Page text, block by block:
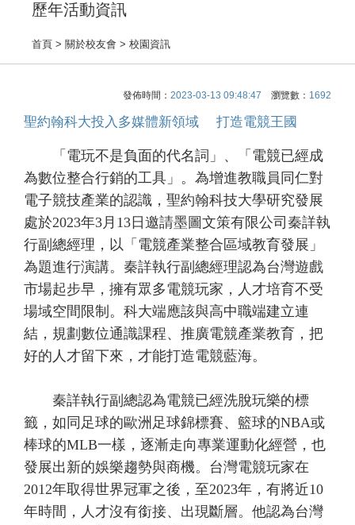
歷年活動資訊
首頁 > 關於校友會 > 校園資訊
發佈時間： 2023-03-13 09:48:47 瀏覽數： 1692
聖約翰科大投入多媒體新領域 打造電競王國
「電玩不是負面的代名詞」、「電競已經成
為數位整合行銷的工具」。為增進教職員同仁對
電子競技產業的認識，聖約翰科技大學研究發展
處於2023年3月13日邀請墨圖文策有限公司秦詳執
行副總經理，以「電競產業整合區域教育發展」
為題進行演講。秦詳執行副總經理認為台灣遊戲
市場起步早，擁有眾多電競玩家，人才培育不受
場域空間限制。科大端應該與高中職端建立連
結，規劃數位通識課程、推廣電競產業教育，把
好的人才留下來，才能打造電競藍海。
秦詳執行副總認為電競已經洗脫玩樂的標
籤，如同足球的歐洲足球錦標賽、籃球的NBA或
棒球的MLB一樣，逐漸走向專業運動化經營，也
發展出新的娛樂趨勢與商機。台灣電競玩家在
2012年取得世界冠軍之後，至2023年，有將近10
年時間，人才沒有銜接、出現斷層。他認為台灣